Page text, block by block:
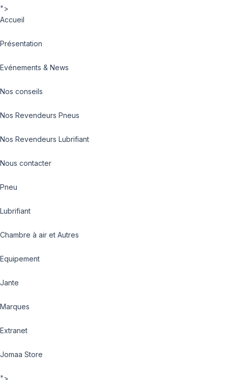
">
Accueil
Présentation
Evénements & News
Nos conseils
Nos Revendeurs Pneus
Nos Revendeurs Lubrifiant
Nous contacter
Pneu
Lubrifiant
Chambre à air et Autres
Equipement
Jante
Marques
Extranet
Jomaa Store
">